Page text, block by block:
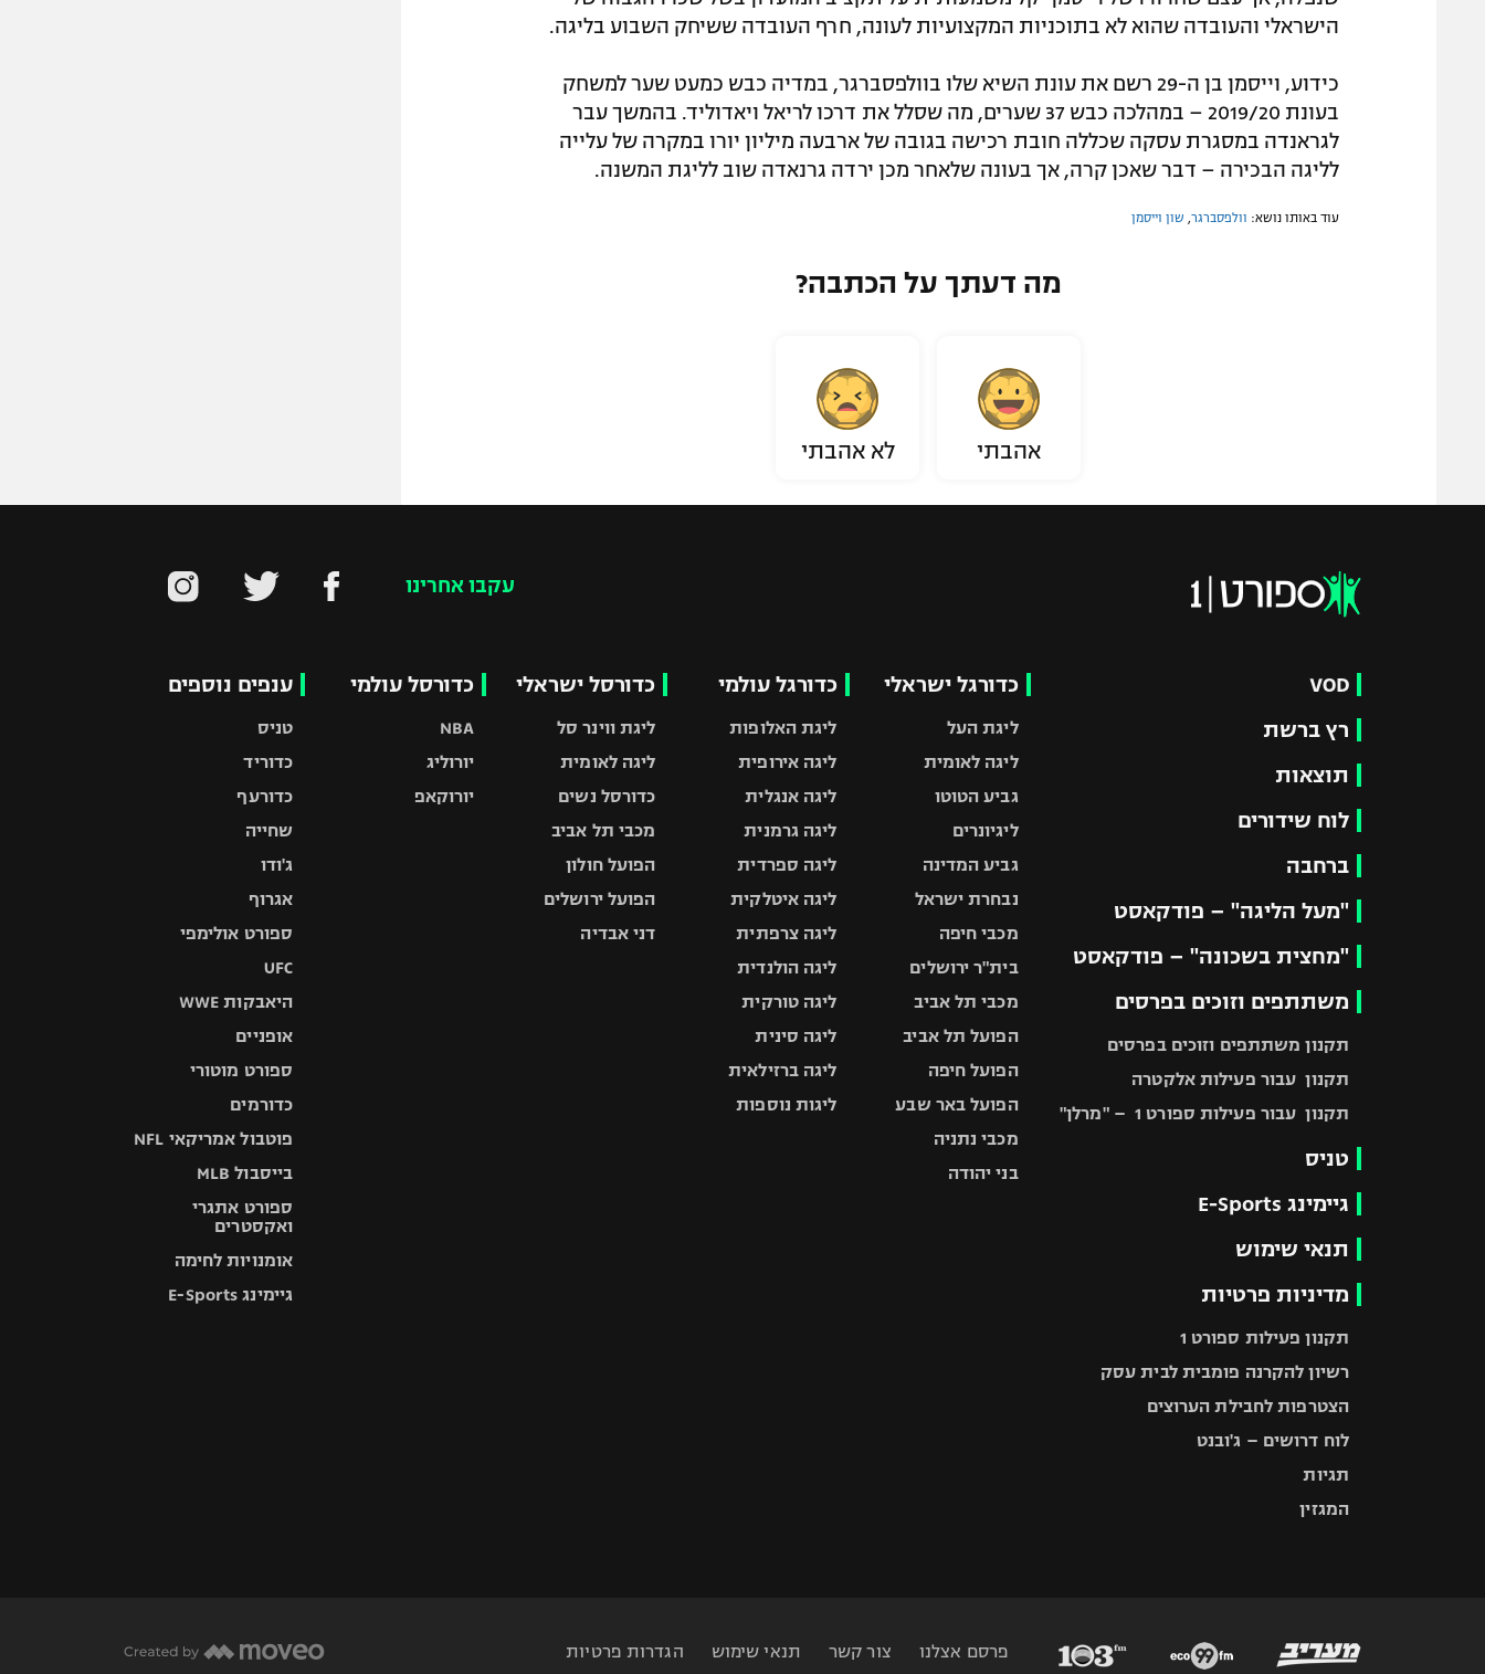
הישראלי והעובדה שהוא לא בתוכניות המקצועיות לעונה, חרף העובדה ששיחק השבוע בליגה.
כידוע, וייסמן בן ה-29 רשם את עונת השיא שלו בוולפסברגר, במדיה כבש כמעט שער למשחק
בעונת 2019/20 – במהלכה כבש 37 שערים, מה שסלל את דרכו לריאל ויאדוליד. בהמשך עבר
לגראנדה במסגרת עסקה שכללה חובת רכישה בגובה של ארבעה מיליון יורו במקרה של עלייה
לליגה הבכירה – דבר שאכן קרה, אך בעונה שלאחר מכן ירדה גרנאדה שוב לליגת המשנה.
עוד באותו נושא: וולפסברגר שון וייסמן
מה דעתך על הכתבה?
אהבתי לא אהבתי
עקבו אחרינו
VOD
רץ ברשת
תוצאות
לוח שידורים
ברחבה
"מעל הליגה" – פודקאסט
"מחצית בשכונה" – פודקאסט
משתתפים וזוכים בפרסים
תקנון משתתפים וזוכים בפרסים
תקנון עבור פעילות אלקטרה
תקנון עבור פעילות ספורט 1 – "מרלן"
טניס
גיימינג E-Sports
תנאי שימוש
מדיניות פרטיות
תקנון פעילות ספורט 1
רשיון להקרנה פומבית לבית עסק
הצטרפות לחבילת הערוצים
לוח דרושים – ג'ובנט
תגיות
המגזין
כדורגל ישראלי
ליגת העל
ליגה לאומית
גביע הטוטו
ליגיונרים
גביע המדינה
נבחרת ישראל
מכבי חיפה
בית"ר ירושלים
מכבי תל אביב
הפועל תל אביב
הפועל חיפה
הפועל באר שבע
מכבי נתניה
בני יהודה
כדורגל עולמי
ליגת האלופות
ליגה אירופית
ליגה אנגלית
ליגה גרמנית
ליגה ספרדית
ליגה איטלקית
ליגה צרפתית
ליגה הולנדית
ליגה טורקית
ליגה סינית
ליגה ברזילאית
ליגות נוספות
כדורסל ישראלי
ליגת ווינר סל
ליגה לאומית
כדורסל נשים
מכבי תל אביב
הפועל חולון
הפועל ירושלים
דני אבדיה
כדורסל עולמי
NBA
יורוליג
יורוקאפ
ענפים נוספים
טניס
כדוריד
כדורעף
שחייה
ג'ודו
אגרוף
ספורט אולימפי
UFC
היאבקות WWE
אופניים
ספורט מוטורי
כדורמים
פוטבול אמריקאי NFL
בייסבול MLB
ספורט אתגרי
ואקסטרים
אומנויות לחימה
גיימינג E-Sports
פרסם אצלנו צור קשר תנאי שימוש הגדרות פרטיות